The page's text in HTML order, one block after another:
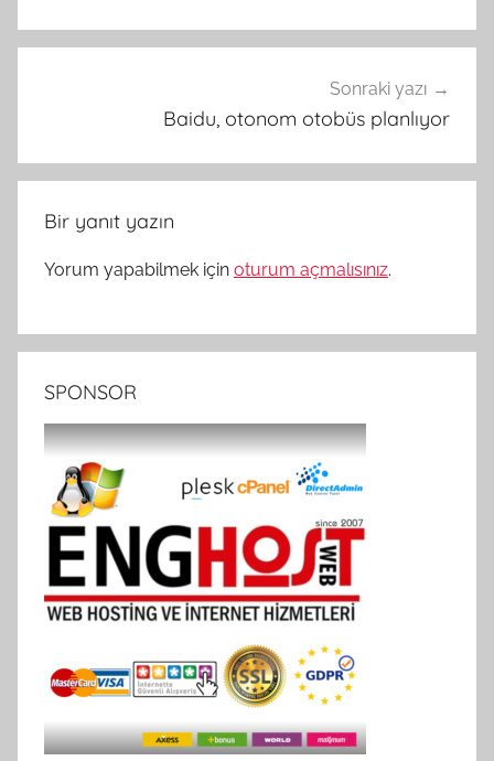
Sonraki yazı
Baidu, otonom otobüs planlıyor
Bir yanıt yazın
Yorum yapabilmek için oturum açmalısınız.
SPONSOR